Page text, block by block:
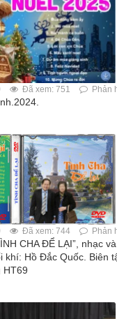
Đã xem: 751 Phản
Đã xem: 744 Phản
CHA ĐỂ LẠI”, nhạc
khí: Hồ Đắc Quốc. Biên
HT69